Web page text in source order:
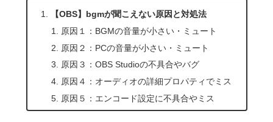
【OBS】bgmが聞こえない原因と対処法
原因１：BGMの音量が小さい・ミュート
原因２：PCの音量が小さい・ミュート
原因３：OBS Studioの不具合やバグ
原因４：オーディオの詳細プロパティでミス
原因５：エンコード設定に不具合やミス